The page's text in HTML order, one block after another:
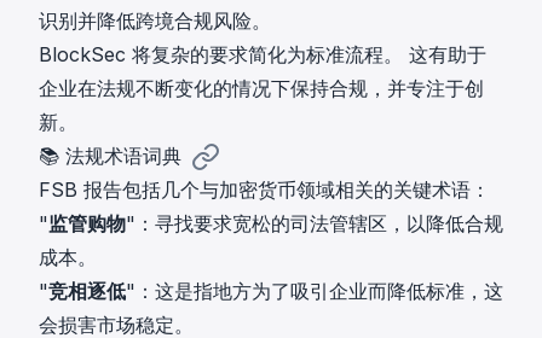
识别并降低跨境合规风险。
BlockSec 将复杂的要求简化为标准流程。 这有助于
企业在法规不断变化的情况下保持合规，并专注于创
新。
📚 法规术语词典
FSB 报告包括几个与加密货币领域相关的关键术语：
"监管购物"：寻找要求宽松的司法管辖区，以降低合规
成本。
"竞相逐低"：这是指地方为了吸引企业而降低标准，这
会损害市场稳定。